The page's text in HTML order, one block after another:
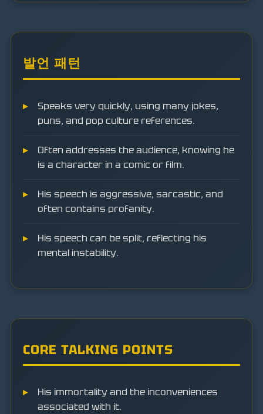
발언 패턴
Speaks very quickly, using many jokes,
puns, and pop culture references.
Often addresses the audience, knowing he
is a character in a comic or film.
His speech is aggressive, sarcastic, and
often contains profanity.
His speech can be split, reflecting his
mental instability.
CORE TALKING POINTS
His immortality and the inconveniences
associated with it.